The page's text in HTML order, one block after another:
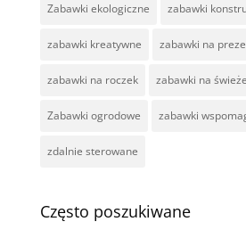
Zabawki ekologiczne zabawki
zabawki kreatywne zabawki na
zabawki na roczek zabawki na
Zabawki ogrodowe zabawki
zdalnie sterowane
Często poszukiwane